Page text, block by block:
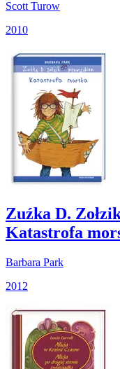
Scott Turow
2010
Zuźka D.
Katastrofa
Barbara Park
2012